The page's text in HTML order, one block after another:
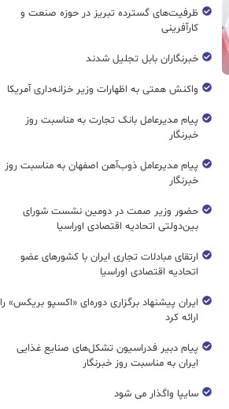
ظرفیت‌های گسترده‌ تبریز در حوزه صنعت و
کارآفرینی
خبرنگاران بابل تجلیل شدند
واکنش همتی به اظهارات وزیر خزانه‌داری آمریکا
پیام مدیرعامل بانک تجارت به مناسبت روز
خبرنگار
پیام مدیرعامل ذوب‌آهن اصفهان به مناسبت روز
خبرنگار
حضور وزیر صمت در دومین نشست شورای
بین‌دولتی اتحادیه اقتصادی اوراسیا
ارتقای مبادلات تجاری ایران با کشورهای عضو
اتحادیه اقتصادی اوراسیا
ایران پیشنهاد برگزاری دوره‌ای «اکسپو بریکس» را
ارائه کرد
پیام دبیر فدراسیون تشکل‌های صنایع غذایی
ایران به مناسبت روز خبرنگار
سایپا واگذار می شود